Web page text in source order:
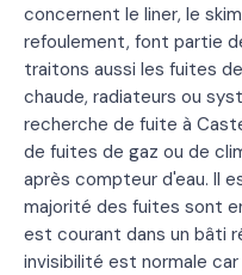
concernent le liner, le
refoulement, font partie
traitons aussi les fuites
chaude, radiateurs ou
recherche de fuite à
de fuites de gaz ou de
après compteur d'eau. Il
majorité des fuites sont
est courant dans un
invisibilité est normale